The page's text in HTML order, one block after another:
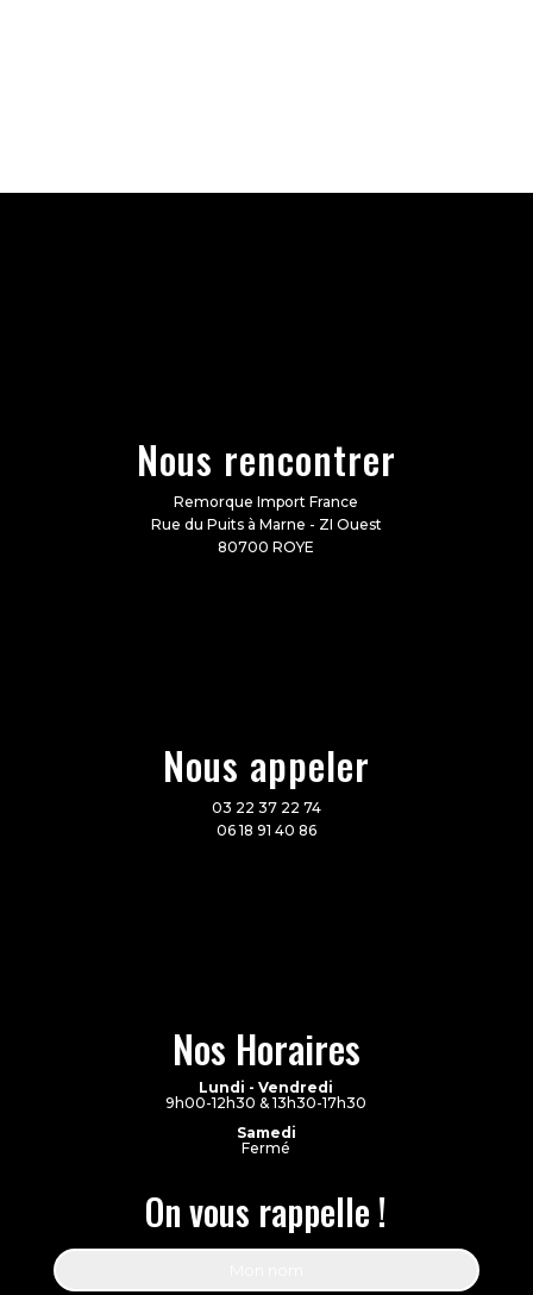
Nous rencontrer
Remorque Import France
Rue du Puits à Marne - ZI Ouest
80700 ROYE
Nous appeler
03 22 37 22 74
06 18 91 40 86
Nos Horaires
Lundi - Vendredi
9h00-12h30 & 13h30-17h30
Samedi
Fermé
On vous rappelle !